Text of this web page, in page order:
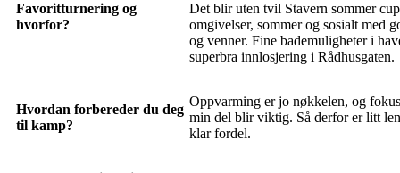
Favoritturnering og
hvorfor?
Det blir uten tvil Stavern sommer
omgivelser, sommer og sosialt med
og venner. Fine bademuligheter i
superbra innlosjering i Rådhusgaten.
Hvordan forbereder du deg
til kamp?
Oppvarming er jo nøkkelen, og
min del blir viktig. Så derfor er litt
klar fordel.